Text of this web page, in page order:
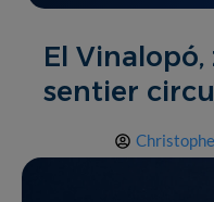
El
sentier